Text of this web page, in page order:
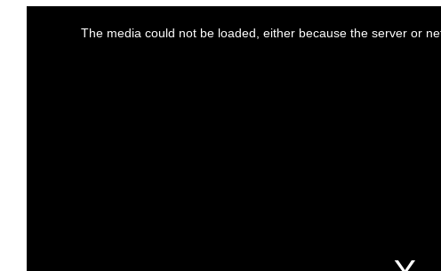
The media could not be loaded, either because the server or